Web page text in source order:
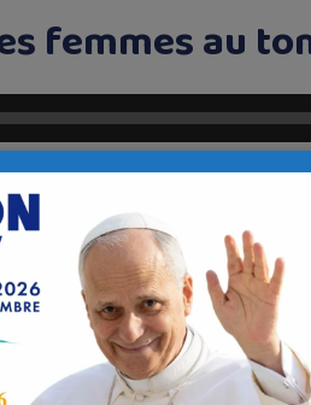
femmes au
un extrait de l’Évangile
un bouleversement profond